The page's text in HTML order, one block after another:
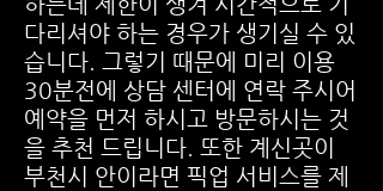
다리셔야 하는 경우가 생기실 수 있
습니다. 그렇기 때문에 미리 이용
30분전에 상담 센터에 연락 주시어
예약을 먼저 하시고 방문하시는 것
을 추천 드립니다. 또한 계신곳이
부천시 안이라면 픽업 서비스를 제